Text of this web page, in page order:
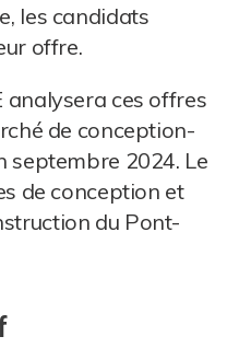
les candidats
offre.
analysera ces offres
de conception-
septembre 2024. Le
de conception et
du Pont-